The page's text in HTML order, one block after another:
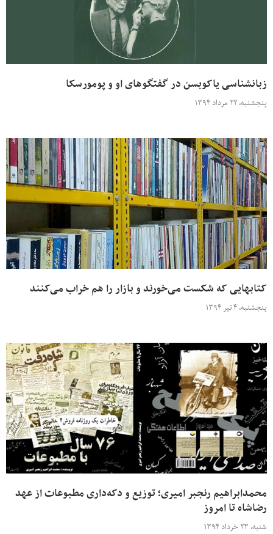
زبانشناسی یاکوبسن در گفتگوهای او و پومورسکا
پنجشنبه، ۲۲ مرداد ۱۳۹۴
کتابهایی که شکست می‌خورند و بازار را هم خراب می‌کنند
پنجشنبه، ۴ تیر ۱۳۹۴
محمدابراهیم رنجبر امیری؛ توزیع و دکه‌داری مطبوعات از عهد
رضاشاه تا امروز
شنبه، ۲۳ خرداد ۱۳۹۴